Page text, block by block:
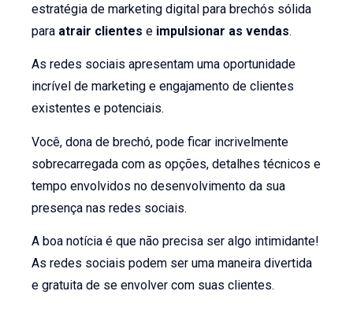
estratégia de marketing digital para brechós sólida
para atrair clientes e impulsionar as vendas.
As redes sociais apresentam uma oportunidade
incrível de marketing e engajamento de clientes
existentes e potenciais.
Você, dona de brechó, pode ficar incrivelmente
sobrecarregada com as opções, detalhes técnicos e
tempo envolvidos no desenvolvimento da sua
presença nas redes sociais.
A boa notícia é que não precisa ser algo intimidante!
As redes sociais podem ser uma maneira divertida
e gratuita de se envolver com suas clientes.